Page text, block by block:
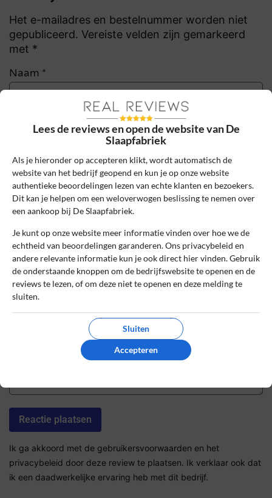
Het e-mailadres en bestelnummer worden niet
gepubliceerd. Vereiste velden zijn gemarkeerd
met *
Naam *
Bestelnummer
Review Titel *
Sterrenbeoordeling *
Ik ga akkoord met de gebruikersvoorwaarden en het
privacybeleid door deze review te plaatsen. Ik verklaar ook dat
ik een daadwerkelijke ervaring heb met dit bedrijf.
Lees de reviews en open de website van De
Slaapfabriek
Als je hieronder op accepteren klikt, wordt automatisch de
website van het bedrijf geopend en kun je op onze website
authentieke beoordelingen lezen van echte klanten en bezoekers.
Dit kan je helpen om een weloverwogen beslissing te nemen over
een aankoop bij De Slaapfabriek.
Je kunt op onze website meer informatie vinden over hoe we de
echtheid van beoordelingen garanderen. Ons privacybeleid en
andere relevante informatie kun je ook direct hier vinden. Gebruik
de onderstaande knoppen om de bedrijfswebsite te openen en de
reviews te lezen, of om deze niet te openen en deze melding te
sluiten.
Sluiten
Accepteren